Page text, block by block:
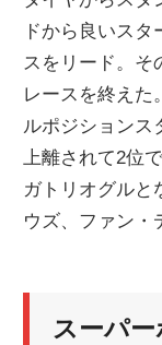
ドから良いス
スをリード。そ
レースを終えた
ルポジションス
上離されて2位
ガトリオグルと
ウズ、ファン・
スーパ